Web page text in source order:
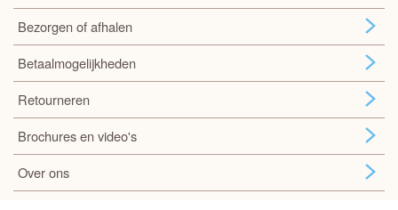
Bezorgen of afhalen
Betaalmogelijkheden
Retourneren
Brochures en video's
Over ons